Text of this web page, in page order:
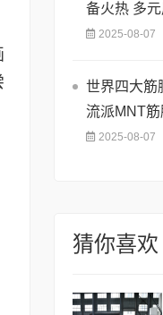
备火热 多
2025-08-07
世界四大筋
流派MNT
2025-08-07
猜你喜欢